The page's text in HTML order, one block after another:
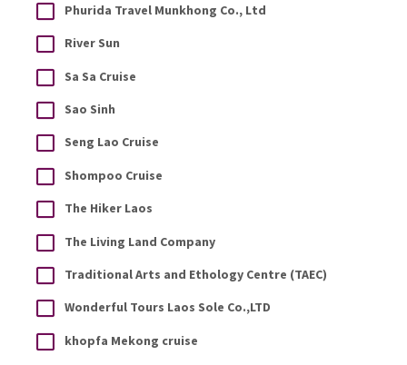
Phurida Travel Munkhong Co., Ltd
River Sun
Sa Sa Cruise
Sao Sinh
Seng Lao Cruise
Shompoo Cruise
The Hiker Laos
The Living Land Company
Traditional Arts and Ethology Centre (TAEC)
Wonderful Tours Laos Sole Co.,LTD
khopfa Mekong cruise